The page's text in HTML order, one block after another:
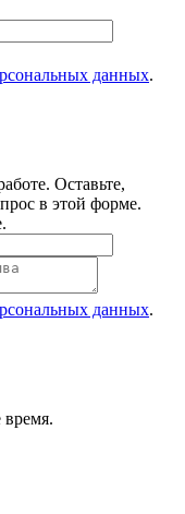
данных.
Оставьте,
в этой форме.
данных.